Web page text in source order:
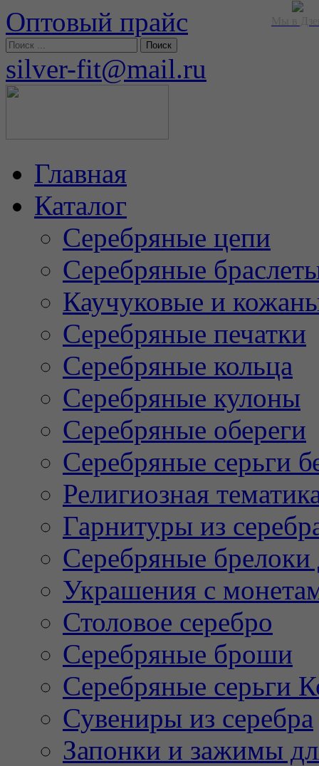
Оптовый прайс
silver-fit@mail.ru
Главная
Каталог
Серебряные цепи
Серебряные
Каучуковые и
Серебряные печатки
Серебряные кольца
Серебряные кулоны
Серебряные обереги
Серебряные серьги
Религиозная
Гарнитуры из
Серебряные
Украшения с
Столовое серебро
Серебряные броши
Серебряные серьги
Сувениры из серебра
Запонки и зажимы